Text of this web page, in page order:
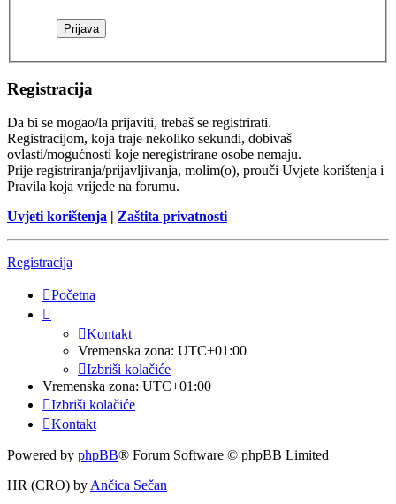
Registracija
Da bi se mogao/la prijaviti, trebaš se registrirati.
Registracijom, koja traje nekoliko sekundi, dobivaš
ovlasti/mogućnosti koje neregistrirane osobe nemaju.
Prije registriranja/prijavljivanja, molim(o), prouči Uvjete korištenja i
Pravila koja vrijede na forumu.
Uvjeti korištenja | Zaštita privatnosti
Registracija
Početna
Kontakt
Vremenska zona: UTC+01:00
Izbriši kolačiće
Vremenska zona: UTC+01:00
Izbriši kolačiće
Kontakt
Powered by phpBB® Forum Software © phpBB Limited
HR (CRO) by Ančica Sečan